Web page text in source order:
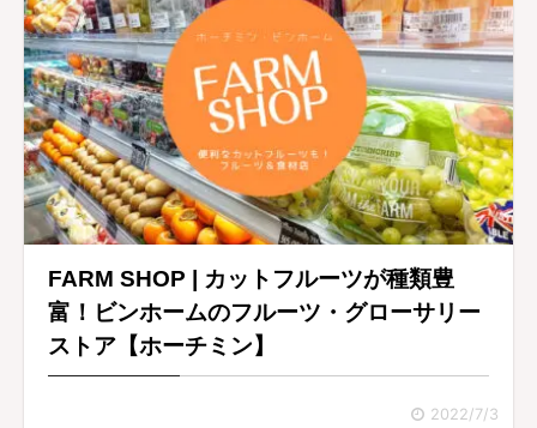
FARM SHOP | カットフルーツが種類豊
富！ビンホームのフルーツ・グローサリー
ストア【ホーチミン】
2022/7/3